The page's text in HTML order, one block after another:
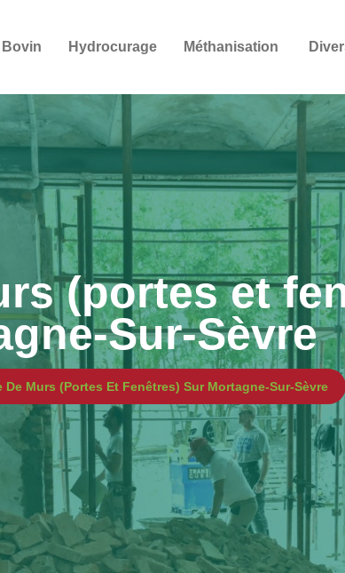
Bovin Hydrocurage Méthanisation
(portes et
Sur-Sèvre
De Murs (portes Et Fenêtres) Sur Mortagne-Sur-Sèvre